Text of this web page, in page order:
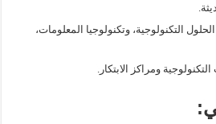
التكنولوجية، وتكنولوجيا المعلومات،
ومراكز الابتكار.